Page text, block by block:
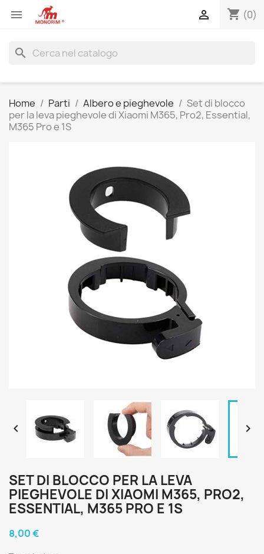
 shopping_cart (0)

search
Home Parti Albero e pieghevole
Set di blocco
per la leva pieghevole di Xiaomi M365, Pro2, Essential,
M365 Pro e 1S
 
SET DI BLOCCO PER LA LEVA
PIEGHEVOLE DI XIAOMI M365, PRO2,
ESSENTIAL, M365 PRO E 1S
8,00 €